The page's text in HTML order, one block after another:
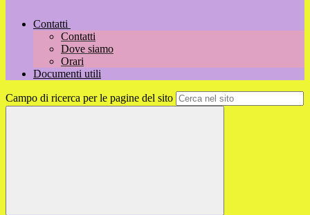
Contatti
Contatti
Dove siamo
Orari
Documenti utili
Campo di ricerca per le pagine del sito